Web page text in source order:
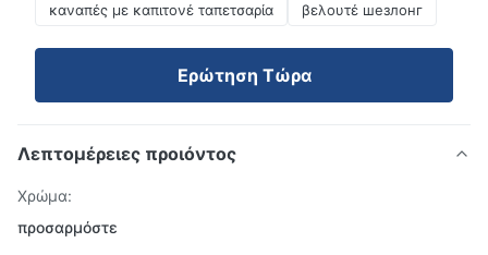
καναπές με καπιτονέ ταπετσαρία
βελουτέ шезлонг
Ερώτηση Τώρα
Λεπτομέρειες προιόντος
Χρώμα:
προσαρμόστε